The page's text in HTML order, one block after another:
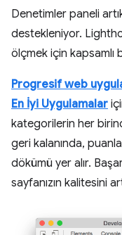
Denetimler paneli
destekleniyor.
ölçmek için
Progresif web
En İyi Uygulamalar
kategorilerin her
geri kalanında,
dökümü yer alır.
sayfanızın kalitesini